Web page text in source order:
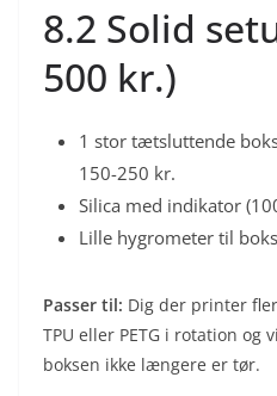
8.2 Solid
500 kr.)
1 stor tætsluttende
150-250 kr.
Silica med indikator
Lille hygrometer til
Passer til: Dig der printer
TPU eller PETG i rotation og
boksen ikke længere er tør.